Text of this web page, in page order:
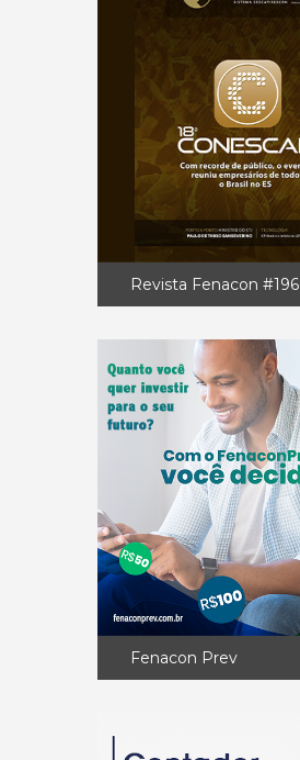
Revista Fenacon #196
Fenacon Prev